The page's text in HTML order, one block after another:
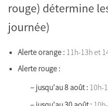
rouge) détermine
journée)
Alerte orange : 11h-13h et
Alerte rouge :
– jusqu’au 8 août : 10h-